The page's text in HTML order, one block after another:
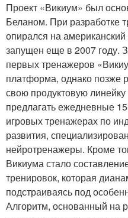
Проект «Викиум» был
Беланом. При разработке
опирался на
запущен еще в 2007 году.
первых тренажеров
платформа, однако позже
свою продуктовую
предлагать ежедневные
игровых тренажерах по
развития,
нейротренажеры. Кроме
Викиума стало
тренировок, которая
подстраиваясь под
Алгоритм, основанный на